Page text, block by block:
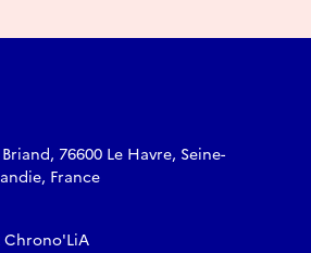
76600 Le Havre, Seine-
France
Chrono'LiA